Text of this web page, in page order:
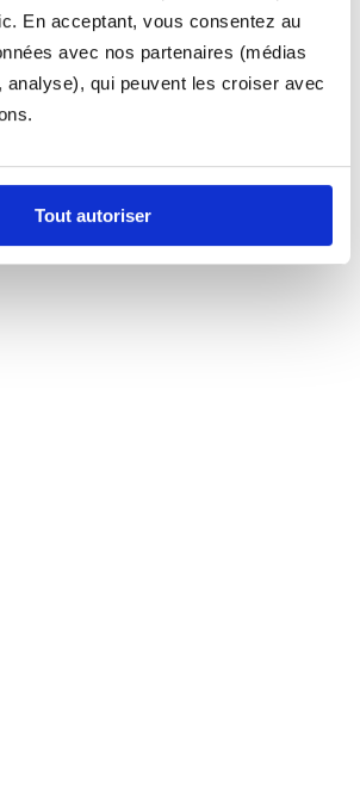
En acceptant, vous consentez au
avec nos partenaires (médias
analyse), qui peuvent les croiser avec
Tout autoriser